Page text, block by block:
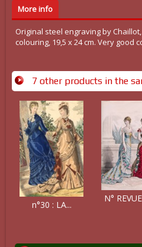
More info
Original steel engraving by
colouring, 19,5 x 24 cm. Very good
7 other products in the
n°30 : LA...
N°